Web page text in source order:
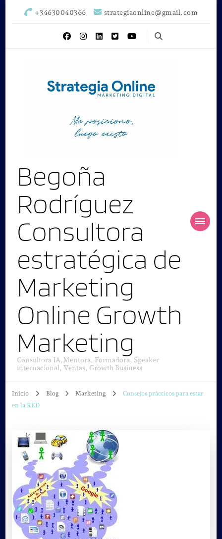
+34630040366 strategiaonline@gmail.com
Begoña
Rodríguez
Consultora
estratégica de
Marketing
Online Growth
Marketing
Consultora IA,Mentora, Formadora, Speaker
internacional, Ventas, Growth Business
Inicio Blog Marketing
Consejos prácticos para estar
en la RED